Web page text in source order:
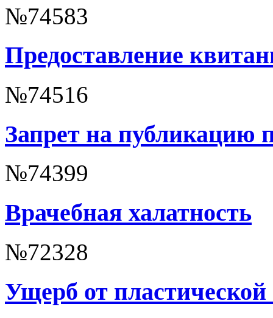
№74583
Предоставление
№74516
Запрет на публикацию
№74399
Врачебная халатность
№72328
Ущерб от